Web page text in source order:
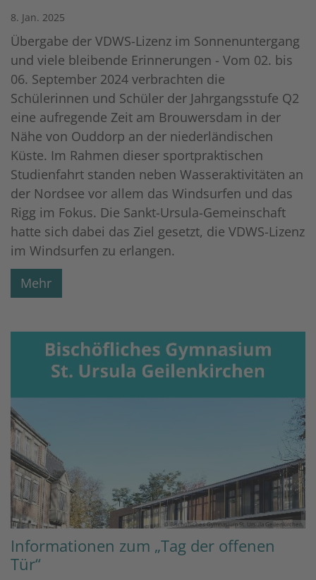
8. Jan. 2025
Übergabe der VDWS-Lizenz im Sonnenuntergang
und viele bleibende Erinnerungen - Vom 02. bis
06. September 2024 verbrachten die
Schülerinnen und Schüler der Jahrgangsstufe Q2
eine aufregende Zeit am Brouwersdam in der
Nähe von Ouddorp an der niederländischen
Küste. Im Rahmen dieser sportpraktischen
Studienfahrt standen neben Wasseraktivitäten an
der Nordsee vor allem das Windsurfen und das
Rigg im Fokus. Die Sankt-Ursula-Gemeinschaft
hatte sich dabei das Ziel gesetzt, die VDWS-Lizenz
im Windsurfen zu erlangen.
Mehr
© Bischöfliches Gymnasium St. Ursula Geilenkirchen
Informationen zum „Tag der offenen
Tür“